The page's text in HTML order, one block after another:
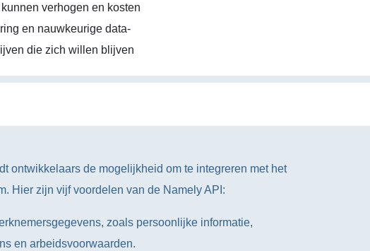
verhogen en kosten
en nauwkeurige data-
die zich willen blijven
ontwikkelaars de mogelijkheid om te integreren met het
Hier zijn vijf voordelen van de Namely API:
zoals persoonlijke informatie,
en arbeidsvoorwaarden.